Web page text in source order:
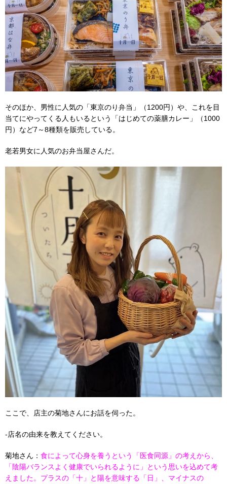
そのほか、男性に人気の「東京のり弁当」（1200円）や、これを目
当てにやってくる人もいるという「はじめての薬膳カレー」（1000
円）など7～8種類を販売している。
老若男女に人気のお弁当屋さんだ。
ここで、店主の菊地さんにお話を伺った。
-店名の由来を教えてください。
菊地さん： 食によって心身を養うという「医食同源」 の考えから、
「陰陽バランスよく健康でいられるように」という思いを込めて考
えました。プラスの「十」と陽を意味する「日」、マイナスの